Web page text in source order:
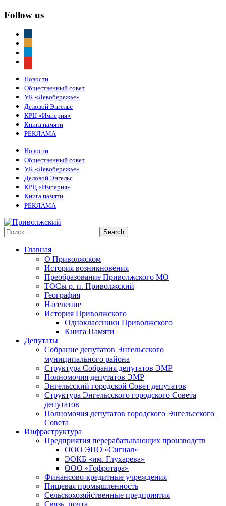
Follow us
Новости
Общественный совет
УК «Левобережье»
Деловой Энгельс
КРЦ «Империя»
Книга памяти
РЕКЛАМА
Новости
Общественный совет
УК «Левобережье»
Деловой Энгельс
КРЦ «Империя»
Книга памяти
РЕКЛАМА
Главная
О Приволжском
История возникновения
Преобразование Приволжского МО
ТОСы р. п. Приволжский
География
Население
История Приволжского
Одноклассники Приволжского
Книга Памяти
Депутаты
Собрание депутатов Энгельсского
муниципального района
Структура Собрания депутатов ЭМР
Полномочия депутатов ЭМР
Энгельсский городской Совет депутатов
Структура Энгельсского городского Совета
депутатов
Полномочия депутатов городского Энгельсского
Совета
Инфраструктура
Предприятия перерабатывающих производств
ООО ЭПО «Сигнал»
ЭОКБ «им. Глухарева»
ООО «Гофротара»
Финансово-кредитные учреждения
Пищевая промышленность
Сельскохозяйственные предприятия